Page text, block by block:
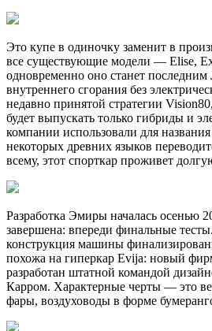
Это купе в одиночку заменит в
все существующие модели — Elise,
одновременно оно станет последним
внутреннего сгорания без
недавно принятой стратегии
будет выпускать только гибриды и
компании использовали для
некоторых древних языков
всему, этот спорткар проживет
Разработка Эмиры началась осенью
завершена: впереди финальные
конструкция машины
похожа на гиперкар Evija: новый
разработан штатной командой
Карром. Характерные черты — это
фары, воздуховоды в форме